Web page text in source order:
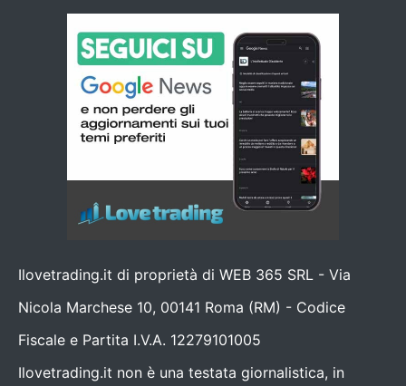
Ilovetrading.it di proprietà di WEB 365 SRL - Via
Nicola Marchese 10, 00141 Roma (RM) - Codice
Fiscale e Partita I.V.A. 12279101005
Ilovetrading.it non è una testata giornalistica, in